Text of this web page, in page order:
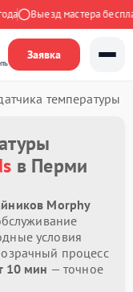
Выезд мастера
Заявка
температуры
в Перми
Morphy
условия
процесс
10 мин — точное